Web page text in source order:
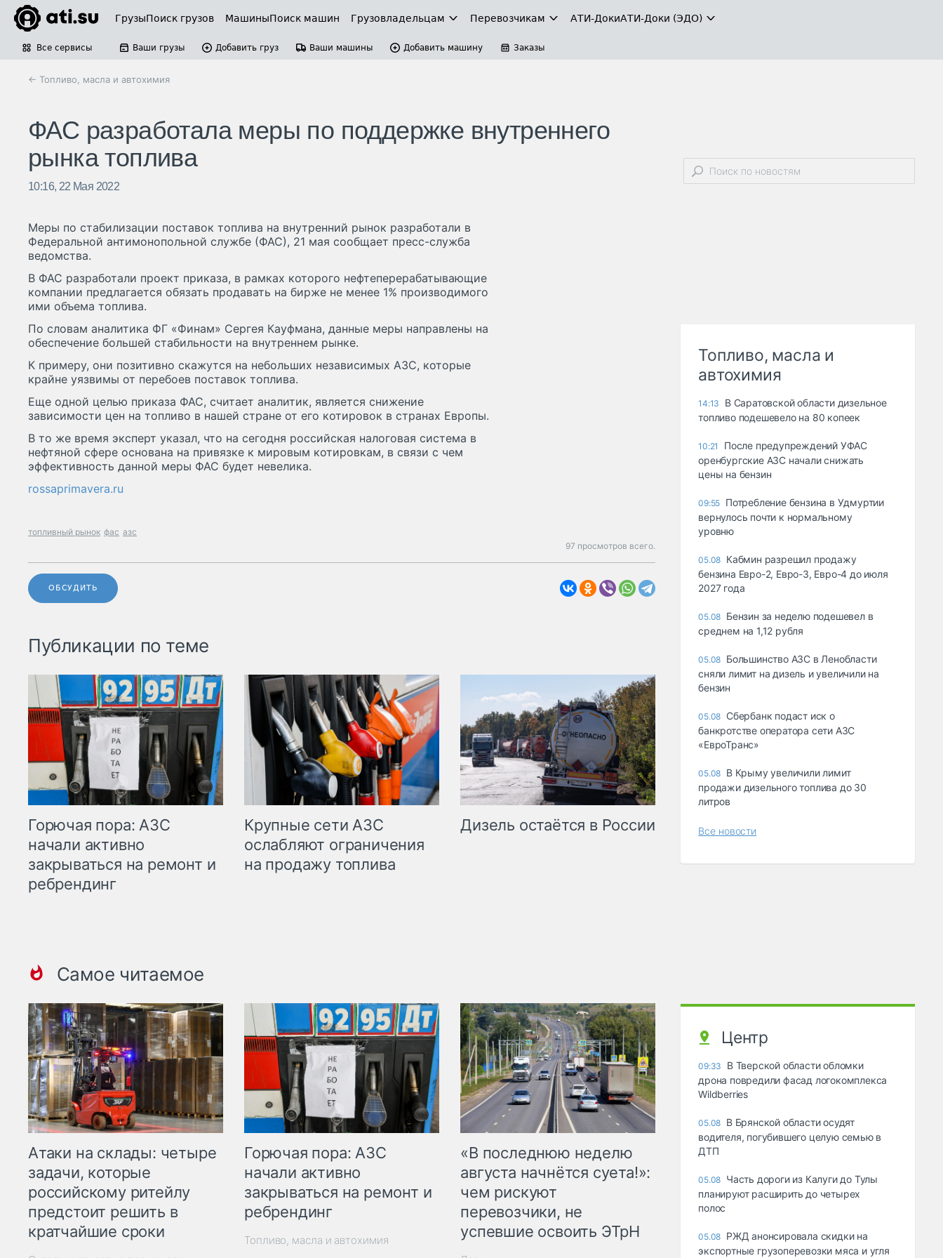
ГрузыПоиск грузов МашиныПоиск машин Грузовладельцам Перевозчикам АТИ-ДокиАТИ-Доки (ЭДО)
Все сервисы Ваши грузы Добавить груз Ваши машины Добавить машину Заказы
← Топливо, масла и автохимия
ФАС разработала меры по поддержке внутреннего
рынка топлива
10:16, 22 Мая 2022
Меры по стабилизации поставок топлива на внутренний рынок разработали в
Федеральной антимонопольной службе (ФАС), 21 мая сообщает пресс-служба
ведомства.
В ФАС разработали проект приказа, в рамках которого нефтеперерабатывающие
компании предлагается обязать продавать на бирже не менее 1% производимого
ими объема топлива.
По словам аналитика ФГ «Финам» Сергея Кауфмана, данные меры направлены на
обеспечение большей стабильности на внутреннем рынке.
К примеру, они позитивно скажутся на небольших независимых АЗС, которые
крайне уязвимы от перебоев поставок топлива.
Еще одной целью приказа ФАС, считает аналитик, является снижение
зависимости цен на топливо в нашей стране от его котировок в странах Европы.
В то же время эксперт указал, что на сегодня российская налоговая система в
нефтяной сфере основана на привязке к мировым котировкам, в связи с чем
эффективность данной меры ФАС будет невелика.
rossaprimavera.ru
топливный рынок фас азс
97 просмотров всего.
ОБСУДИТЬ
Публикации по теме
Горючая пора: АЗС
начали активно
закрываться на ремонт и
ребрендинг
Крупные сети АЗС
ослабляют ограничения
на продажу топлива
Дизель остаётся в России
Самое читаемое
Атаки на склады: четыре
задачи, которые
российскому ритейлу
предстоит решить в
кратчайшие сроки
Горючая пора: АЗС
начали активно
закрываться на ремонт и
ребрендинг
Топливо, масла и автохимия
«В последнюю неделю
августа начнётся суета!»:
чем рискуют
перевозчики, не
успевшие освоить ЭТрН
Топливо, масла и
автохимия
14:13
В Саратовской области дизельное
топливо подешевело на 80 копеек
10:21
После предупреждений УФАС
оренбургские АЗС начали снижать
цены на бензин
09:55 Потребление бензина в Удмуртии
вернулось почти к нормальному
уровню
05.08 Кабмин разрешил продажу
бензина Евро-2, Евро-3, Евро-4 до июля
2027 года
05.08 Бензин за неделю подешевел в
среднем на 1,12 рубля
05.08 Большинство АЗС в Ленобласти
сняли лимит на дизель и увеличили на
бензин
05.08 Сбербанк подаст иск о
банкротстве оператора сети АЗС
«ЕвроТранс»
05.08 В Крыму увеличили лимит
продажи дизельного топлива до 30
литров
Все новости
Центр
09:33
В Тверской области обломки
дрона повредили фасад логокомплекса
Wildberries
05.08 В Брянской области осудят
водителя, погубившего целую семью в
ДТП
05.08 Часть дороги из Калуги до Тулы
планируют расширить до четырех
полос
05.08 РЖД анонсировала скидки на
экспортные грузоперевозки мяса и угля